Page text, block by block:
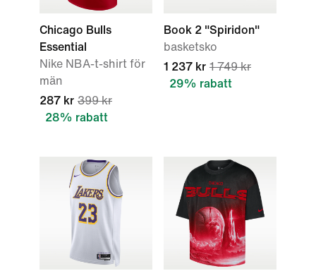
Chicago Bulls
Essential
Nike NBA-t-shirt för
män
287 kr 399 kr
28% rabatt
Book 2 "Spiridon"
basketsko
1 237 kr 1 749 kr
29% rabatt